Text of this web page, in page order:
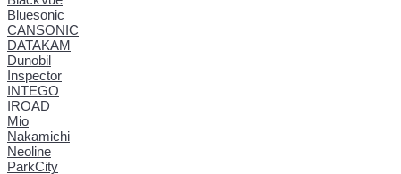
Bluesonic
CANSONIC
DATAKAM
Dunobil
Inspector
INTEGO
IROAD
Mio
Nakamichi
Neoline
ParkCity